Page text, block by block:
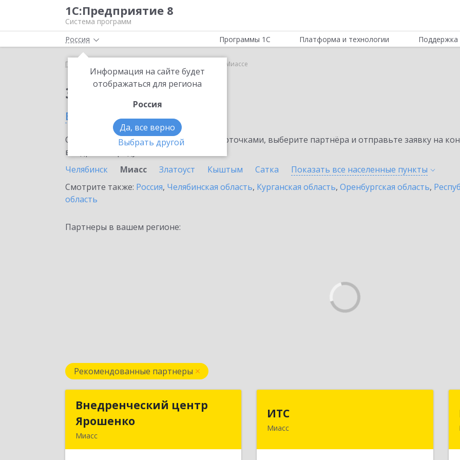
1С:Предприятие 8
Система программ
Россия
Информация на сайте будет
отображаться для региона
Россия
Да, все верно
Выбрать другой
Программы 1С Платформа и технологии Поддержка
Главная 1С:ЕГИСЗ в Миассе
Заказать 1С:ЕГИСЗ
в Миассе
Ознакомьтесь с информационными карточками, выберите партнёра и отправьте заявку на
внедрение продукта.
Челябинск
Миасс Златоуст Кыштым Сатка Показать все населенные пункты
Смотрите также: Россия, Челябинская область, Курганская область, Оренбургская область,
область
Партнеры в вашем регионе:
Рекомендованные партнеры
Внедренческий центр
Ярошенко
Миасс
Внедренческий центр
ИТС
Миасс456300, Челябинская обл, Миасс г,